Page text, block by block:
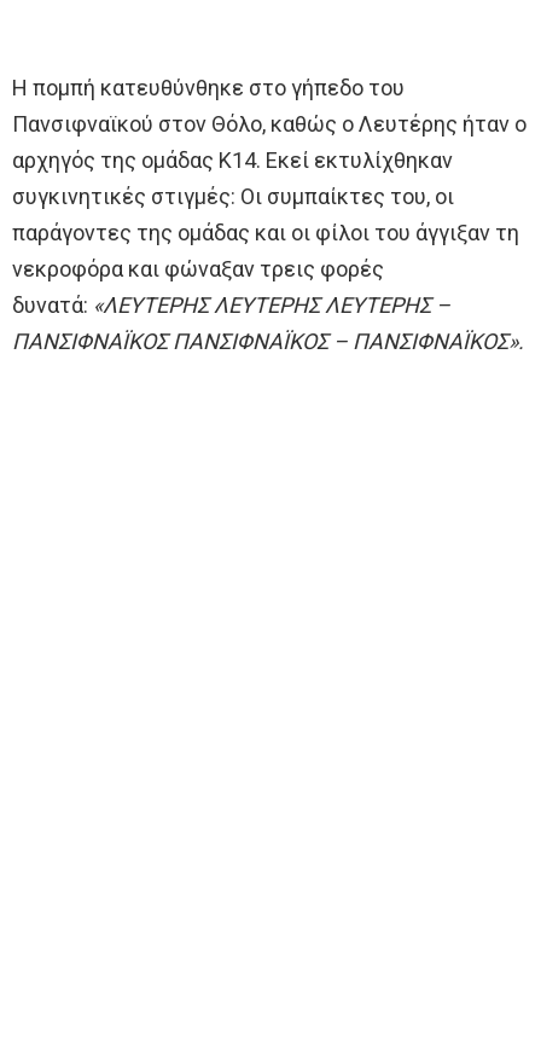
Η πομπή κατευθύνθηκε στο γήπεδο του
Πανσιφναϊκού στον Θόλο, καθώς ο Λευτέρης ήταν ο
αρχηγός της ομάδας Κ14. Εκεί εκτυλίχθηκαν
συγκινητικές στιγμές: Οι συμπαίκτες του, οι
παράγοντες της ομάδας και οι φίλοι του άγγιξαν τη
νεκροφόρα και φώναξαν τρεις φορές
δυνατά: «ΛΕΥΤΕΡΗΣ ΛΕΥΤΕΡΗΣ ΛΕΥΤΕΡΗΣ –
ΠΑΝΣΙΦΝΑΪΚΟΣ ΠΑΝΣΙΦΝΑΪΚΟΣ – ΠΑΝΣΙΦΝΑΪΚΟΣ».